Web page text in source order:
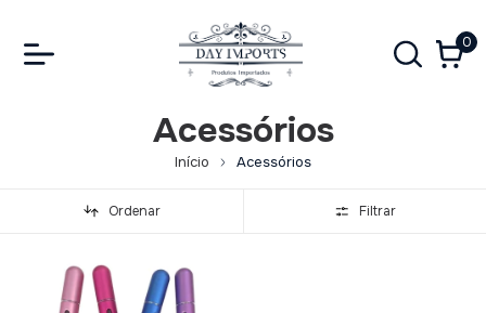
0
Acessórios
Início Acessórios
Ordenar Filtrar